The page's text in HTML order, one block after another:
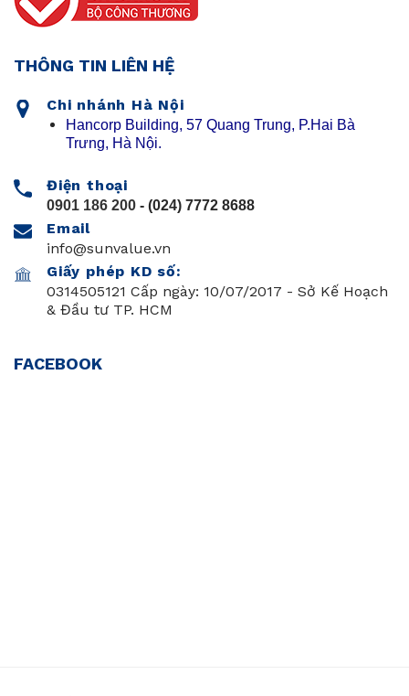
THÔNG TIN LIÊN HỆ
Chi nhánh Hà Nội
Hancorp Building, 57 Quang Trung, P.Hai Bà
Trưng, Hà Nội.
Điện thoại
0901 186 200 - (024) 7772 8688
Email
info@sunvalue.vn
Giấy phép KD số:
0314505121 Cấp ngày: 10/07/2017 - Sở Kế Hoạch
& Đầu tư TP. HCM
FACEBOOK